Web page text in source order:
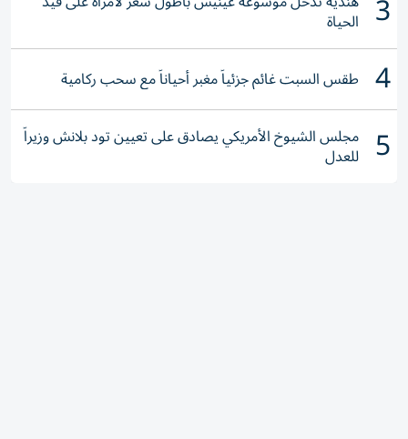
3 الحياة
4 طقس السبت غائم جزئياً مغبر أحياناً مع سحب ركامية
5 مجلس الشيوخ الأمريكي يصادق على تعيين تود بلانش وزيراً
للعدل